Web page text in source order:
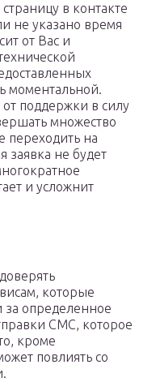
в контакте
не указано время
от Вас и
моментальной.
от поддержки в силу
множество
переходить на
заявка не будет
и усложнит
которые
за определенное
СМС, которое
кроме
повлиять со